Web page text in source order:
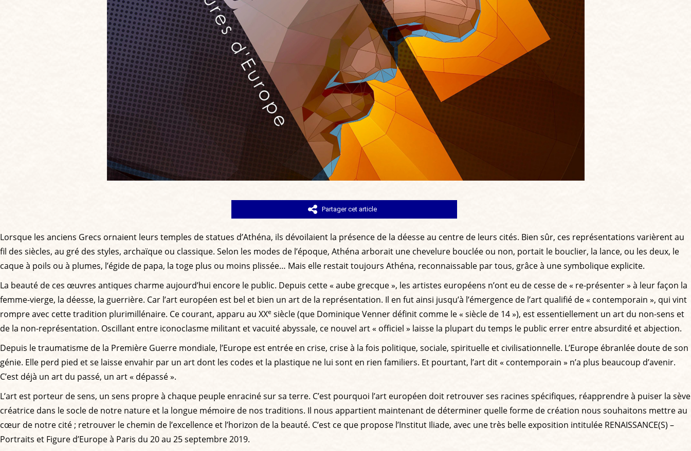
Partager cet article
Lorsque les anciens Grecs ornaient leurs temples de statues d’Athéna, ils dévoilaient la présence de la déesse au centre de leurs cités. Bien sûr, ces représentations varièrent au
fil des siècles, au gré des styles, archaïque ou classique. Selon les modes de l’époque, Athéna arborait une chevelure bouclée ou non, portait le bouclier, la lance, ou les deux, le
caque à poils ou à plumes, l’égide de papa, la toge plus ou moins plissée… Mais elle restait toujours Athéna, reconnaissable par tous, grâce à une symbolique explicite.
La beauté de ces œuvres antiques charme aujourd’hui encore le public. Depuis cette « aube grecque », les artistes européens n’ont eu de cesse de « re-présenter » à leur façon la
femme-vierge, la déesse, la guerrière. Car l’art européen est bel et bien un art de la représentation. Il en fut ainsi jusqu’à l’émergence de l’art qualifié de « contemporain », qui vint
rompre avec cette tradition plurimillénaire. Ce courant, apparu au XXe siècle (que Dominique Venner définit comme le « siècle de 14 »), est essentiellement un art du non-sens et
de la non-représentation. Oscillant entre iconoclasme militant et vacuité abyssale, ce nouvel art « officiel » laisse la plupart du temps le public errer entre absurdité et abjection.
Depuis le traumatisme de la Première Guerre mondiale, l’Europe est entrée en crise, crise à la fois politique, sociale, spirituelle et civilisationnelle. L’Europe ébranlée doute de son
génie. Elle perd pied et se laisse envahir par un art dont les codes et la plastique ne lui sont en rien familiers. Et pourtant, l’art dit « contemporain » n’a plus beaucoup d’avenir.
C’est déjà un art du passé, un art « dépassé ».
L’art est porteur de sens, un sens propre à chaque peuple enraciné sur sa terre. C’est pourquoi l’art européen doit retrouver ses racines spécifiques, réapprendre à puiser la sève
créatrice dans le socle de notre nature et la longue mémoire de nos traditions. Il nous appartient maintenant de déterminer quelle forme de création nous souhaitons mettre au
cœur de notre cité ; retrouver le chemin de l’excellence et l’horizon de la beauté. C’est ce que propose l’Institut Iliade, avec une très belle exposition intitulée RENAISSANCE(S) –
Portraits et Figure d’Europe à Paris du 20 au 25 septembre 2019.